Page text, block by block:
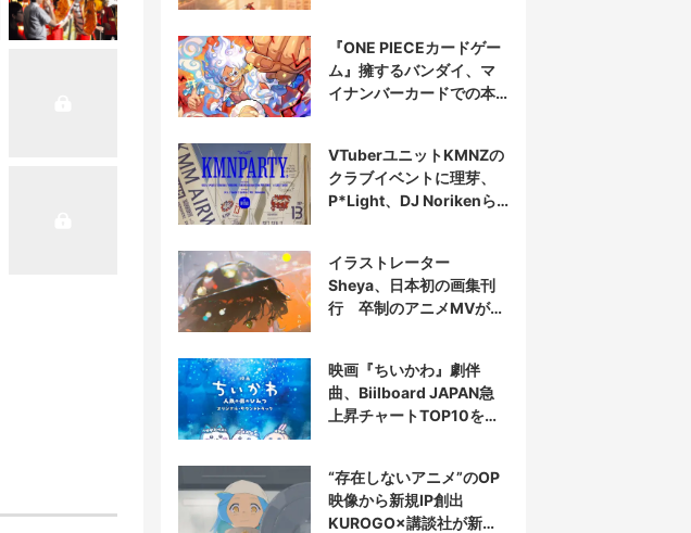
『ONE PIECEカードゲー
ム』擁するバンダイ、マ
イナンバーカードでの本
VTuberユニットKMNZの
クラブイベントに理芽、
P*Light、DJ Norikenら
イラストレーター
Sheya、日本初の画集刊
行 卒制のアニメMVが話
映画『ちいかわ』劇伴
曲、Biilboard JAPAN急
上昇チャートTOP10を半
“存在しないアニメ”のOP
映像から新規IP創出
KUROGO×講談社が新プ